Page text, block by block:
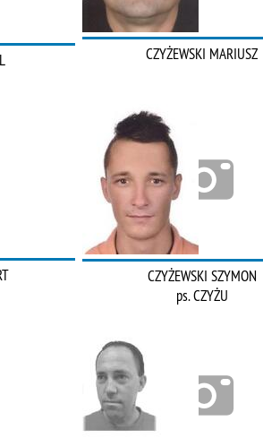
CZYŻEWSKI MARIUSZ
CZYŻEWSKI SZYMON
ps. CZYŻU